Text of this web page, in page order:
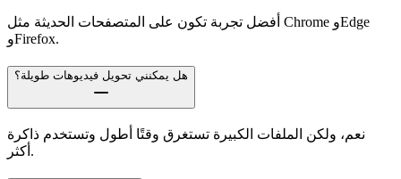
أفضل تجربة تكون على المتصفحات الحديثة مثل Chrome وEdge
وFirefox.
هل يمكنني تحويل فيديوهات طويلة؟
نعم، ولكن الملفات الكبيرة تستغرق وقتًا أطول وتستخدم ذاكرة
أكثر.